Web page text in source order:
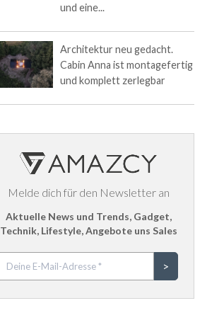
und eine...
Architektur neu gedacht.
Cabin Anna ist montagefertig
und komplett zerlegbar
Melde dich für den Newsletter an
Aktuelle News und Trends, Gadget,
Technik, Lifestyle, Angebote uns Sales